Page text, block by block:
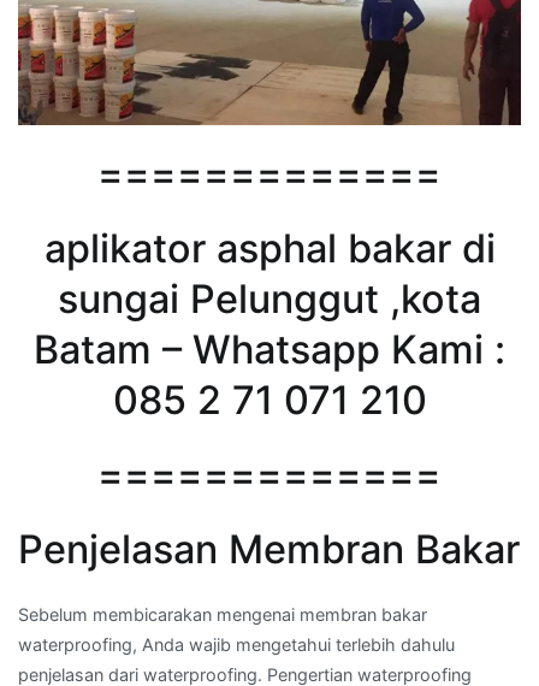
=============
aplikator asphal bakar di
sungai Pelunggut ,kota
Batam – Whatsapp Kami :
085 2 71 071 210
=============
Penjelasan Membran Bakar
Sebelum membicarakan mengenai membran bakar
waterproofing, Anda wajib mengetahui terlebih dahulu
penjelasan dari waterproofing. Pengertian waterproofing